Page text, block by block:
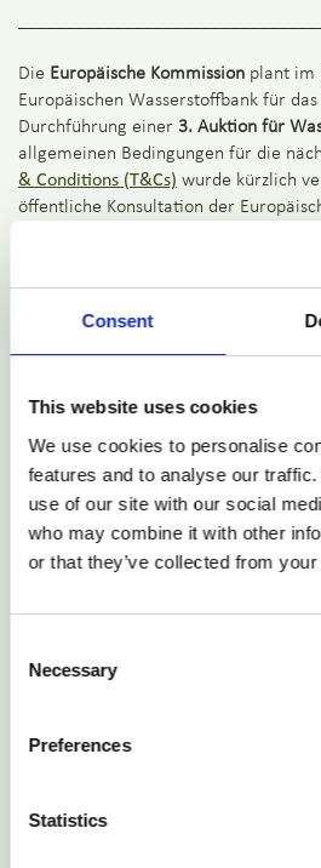
Consent
This website uses cookies
We use cookies to personalise
features and to analyse our
use of our site with our social
who may combine it with other
or that they’ve collected from
Selection
Necessary
Preferences
Statistics
Die Europäische Kommission plant im
Europäischen Wasserstoffbank für
Durchführung einer 3. Auktion für
allgemeinen Bedingungen für die
& Conditions (T&Cs) wurde kürzlich
öffentliche Konsultation der
Vor diesem Hintergrund führt das
Wirtschaft, Energie und Tourismus (
Zweck der Erhebung ist es, die
Unternehmenmit den
die CINEA umfassend zu analysieren,
Fördermodalitäten
der dritten
2025unter folgendem Link möglich:
782a-11f61a4d232d